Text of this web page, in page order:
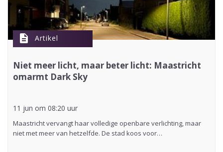
description Artikel
Niet meer licht, maar beter licht: Maastricht
omarmt Dark Sky
11 jun om 08:20 uur
Maastricht vervangt haar volledige openbare verlichting, maar
niet met meer van hetzelfde. De stad koos voor…